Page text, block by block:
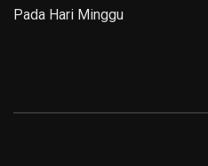
Pada Hari Minggu